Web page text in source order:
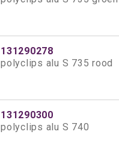
131290278
polyclips alu S 735 rood
131290300
polyclips alu S 740